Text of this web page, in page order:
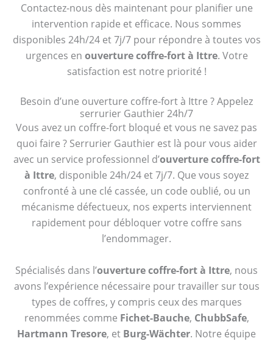
Contactez-nous dès maintenant pour planifier une
intervention rapide et efficace. Nous sommes
disponibles 24h/24 et 7j/7 pour répondre à toutes vos
urgences en ouverture coffre-fort à Ittre. Votre
satisfaction est notre priorité !
Besoin d’une ouverture coffre-fort à Ittre ? Appelez
serrurier Gauthier 24h/7
Vous avez un coffre-fort bloqué et vous ne savez pas
quoi faire ? Serrurier Gauthier est là pour vous aider
avec un service professionnel d’ouverture coffre-fort
à Ittre, disponible 24h/24 et 7j/7. Que vous soyez
confronté à une clé cassée, un code oublié, ou un
mécanisme défectueux, nos experts interviennent
rapidement pour débloquer votre coffre sans
l’endommager.
Spécialisés dans l’ouverture coffre-fort à Ittre, nous
avons l’expérience nécessaire pour travailler sur tous
types de coffres, y compris ceux des marques
renommées comme Fichet-Bauche, ChubbSafe,
Hartmann Tresore, et Burg-Wächter. Notre équipe